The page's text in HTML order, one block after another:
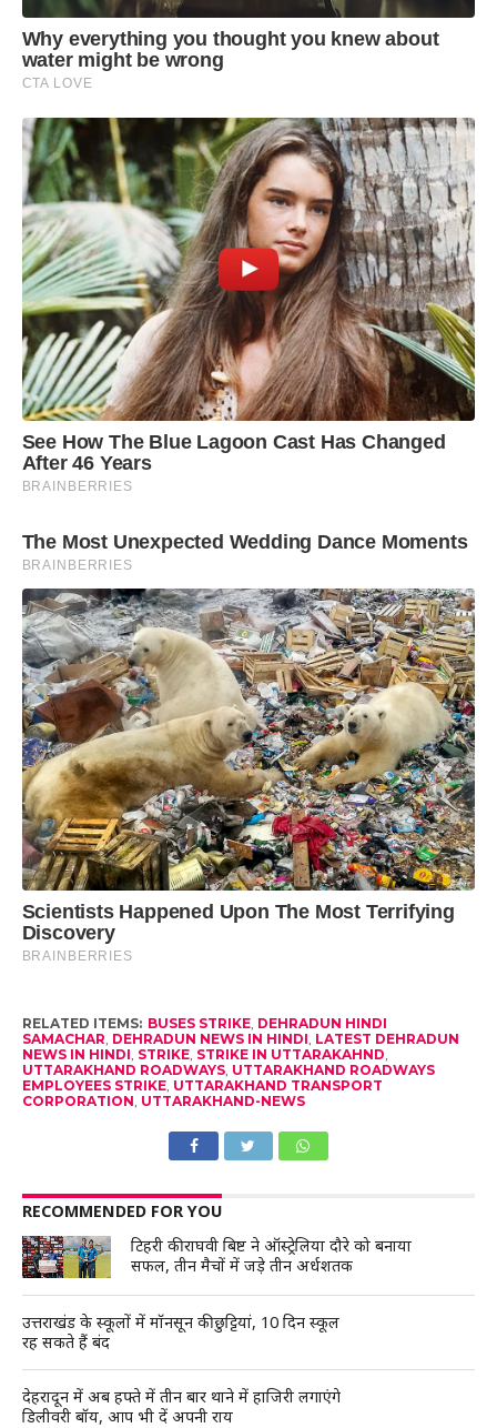
RELATED ITEMS: BUSES STRIKE, DEHRADUN HINDI
SAMACHAR, DEHRADUN NEWS IN HINDI, LATEST DEHRADUN
NEWS IN HINDI, STRIKE, STRIKE IN UTTARAKAHND,
UTTARAKHAND ROADWAYS, UTTARAKHAND ROADWAYS
EMPLOYEES STRIKE, UTTARAKHAND TRANSPORT
CORPORATION, UTTARAKHAND-NEWS
RECOMMENDED FOR YOU
टिहरी की राघवी बिष्ट ने ऑस्ट्रेलिया दौरे को बनाया
सफल, तीन मैचों में जड़े तीन अर्धशतक
उत्तराखंड के स्कूलों में मॉनसून की छुट्टियां, 10 दिन स्कूल
रह सकते हैं बंद
देहरादून में अब हफ्ते में तीन बार थाने में हाजिरी लगाएंगे
डिलीवरी बॉय, आप भी दें अपनी राय